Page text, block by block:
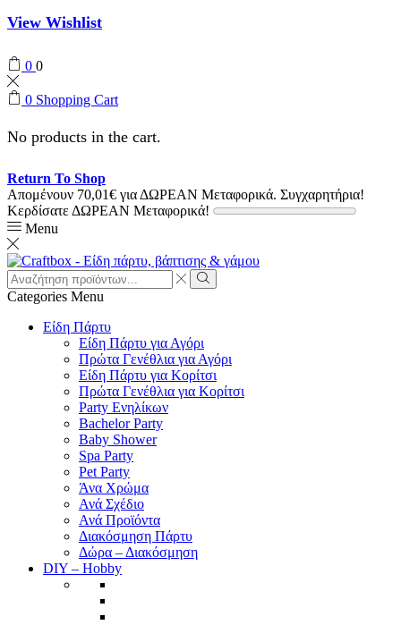
View Wishlist
0 0
0 Shopping Cart
No products in the cart.
Return To Shop
Απομένουν 70,01€ για ΔΩΡΕΑΝ Μεταφορικά. Συγχαρητήρια!
Κερδίσατε ΔΩΡΕΑΝ Μεταφορικά!
Menu
Search
input
Search
Categories Menu
Είδη Πάρτυ
Είδη Πάρτυ για Αγόρι
Πρώτα Γενέθλια για Αγόρι
Είδη Πάρτυ για Κορίτσι
Πρώτα Γενέθλια για Κορίτσι
Party Ενηλίκων
Bachelor Party
Baby Shower
Spa Party
Pet Party
Άνα Χρώμα
Ανά Σχέδιο
Ανά Προϊόντα
Διακόσμηση Πάρτυ
Δώρα – Διακόσμηση
DIY – Hobby